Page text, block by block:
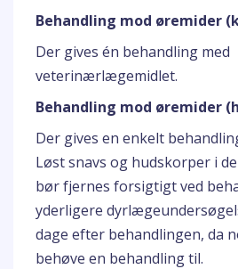
Behandling mod øremider
Der gives én behandling med
veterinærlægemidlet.
Behandling mod øremider
Der gives en enkelt
Løst snavs og hudskorper i
bør fjernes forsigtigt ved
yderligere
dage efter behandlingen, da
behøve en behandling til.